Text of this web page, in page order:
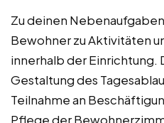
Zu deinen
Bewohner zu Aktivitäten
innerhalb der Einrichtung.
Gestaltung des
Teilnahme an
Pflege der